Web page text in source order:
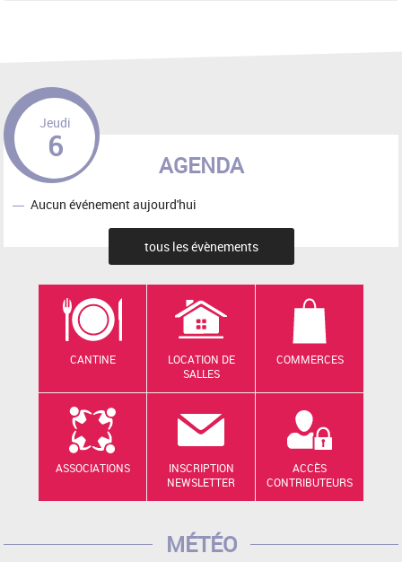
AGENDA
Jeudi
6
Aucun événement aujourd'hui
tous les évènements
CANTINE
LOCATION DE
SALLES
COMMERCES
ASSOCIATIONS
INSCRIPTION
NEWSLETTER
ACCÈS
CONTRIBUTEURS
MÉTÉO